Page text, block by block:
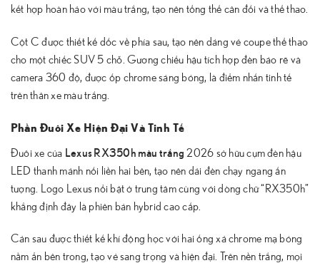
kết hợp hoàn hảo với màu trắng, tạo nên tổng thể cân đối và thể thao.
Cột C được thiết kế dốc về phía sau, tạo nên dáng vẻ coupe thể thao
cho một chiếc SUV 5 chỗ. Gương chiếu hậu tích hợp đèn báo rẽ và
camera 360 độ, được ốp chrome sáng bóng, là điểm nhấn tinh tế
trên thân xe màu trắng.
Phần Đuôi Xe Hiện Đại Và Tinh Tế
Đuôi xe của Lexus RX350h màu trắng 2026 sở hữu cụm đèn hậu
LED thanh mảnh nối liền hai bên, tạo nên dải đèn chạy ngang ấn
tượng. Logo Lexus nổi bật ở trung tâm cùng với dòng chữ “RX350h”
khẳng định đây là phiên bản hybrid cao cấp.
Cản sau được thiết kế khí động học với hai ống xả chrome mạ bóng
nằm ẩn bên trong, tạo vẻ sang trọng và hiện đại. Trên nền trắng, mọi